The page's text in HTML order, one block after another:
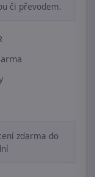
či převodem.
zdarma do